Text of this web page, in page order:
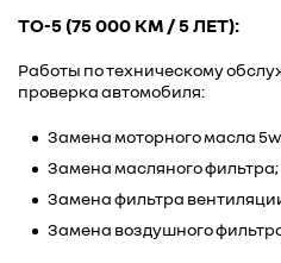
ТО-5 (75 000 КМ / 5 ЛЕТ):
Работы по техническому
проверка автомобиля:
Замена моторного масла
Замена масляного фильтра;
Замена фильтра
Замена воздушного